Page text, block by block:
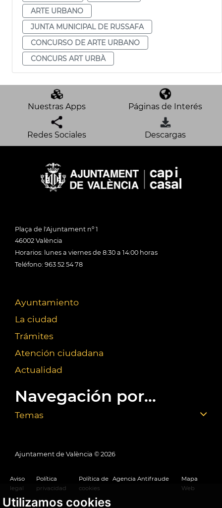
Utilizamos cookies
ARTE URBANO
JUNTA MUNICIPAL DE RUSSAFA
CONCURSO DE ARTE URBANO
CONCURS ART URBÀ
Nuestras Apps Páginas de Interés
Redes Sociales Descargas
Plaça de l'Ajuntament nº 1
46002 València
Horarios: lunes a viernes de 8:30 a 14:00 horas
Teléfono: 963 52 54 78
Ayuntamiento
La ciudad
Trámites
Atención ciudadana
Actualidad
Navegación por...
Temas
Ajuntament de València © 2026
Aviso
legal
Política
privacidad
Política de
cookies
Agencia Antifraude
Mapa
Web